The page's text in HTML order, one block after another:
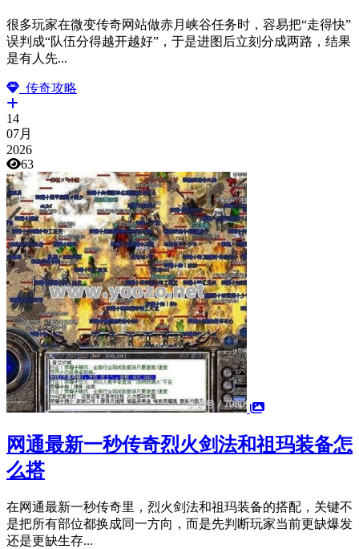
很多玩家在微变传奇网站做赤月峡谷任务时，容易把“走得快”
误判成“队伍分得越开越好”，于是进图后立刻分成两路，结果
是有人先...
传奇攻略
14
07月
2026
63
网通最新一秒传奇烈火剑法和祖玛装备怎
么搭
在网通最新一秒传奇里，烈火剑法和祖玛装备的搭配，关键不
是把所有部位都换成同一方向，而是先判断玩家当前更缺爆发
还是更缺生存...